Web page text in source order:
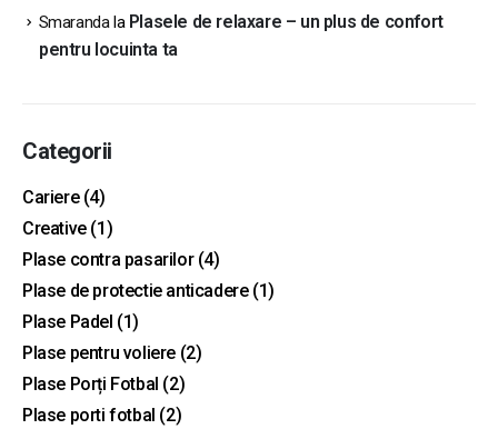
Smarandala Plasele de relaxare – un plus de confort
pentru locuinta ta
Categorii
Cariere(4)
Creative(1)
Plase contra pasarilor(4)
Plase de protectie anticadere(1)
Plase Padel (1)
Plase pentru voliere (2)
Plase Porți Fotbal (2)
Plase porti fotbal (2)